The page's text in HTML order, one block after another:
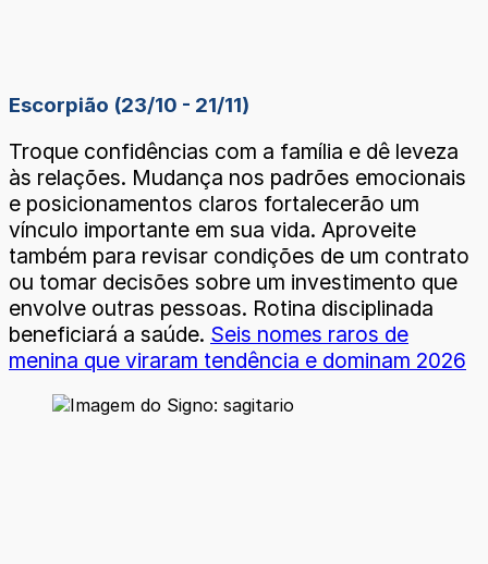
Escorpião (23/10 - 21/11)
Troque confidências com a família e dê leveza
às relações. Mudança nos padrões emocionais
e posicionamentos claros fortalecerão um
vínculo importante em sua vida. Aproveite
também para revisar condições de um contrato
ou tomar decisões sobre um investimento que
envolve outras pessoas. Rotina disciplinada
beneficiará a saúde. Seis nomes raros de
menina que viraram tendência e dominam 2026